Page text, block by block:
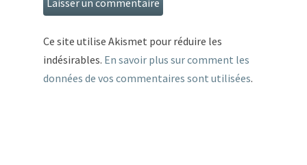
Ce site utilise Akismet pour réduire les
indésirables. En savoir plus sur comment les
données de vos commentaires sont utilisées.